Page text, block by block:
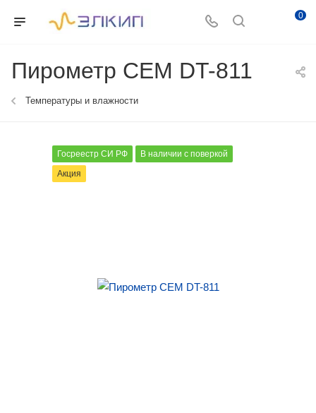
0
Пирометр CEM DT-811
Температуры и влажности
Госреестр СИ РФ
В наличии с поверкой
Акция